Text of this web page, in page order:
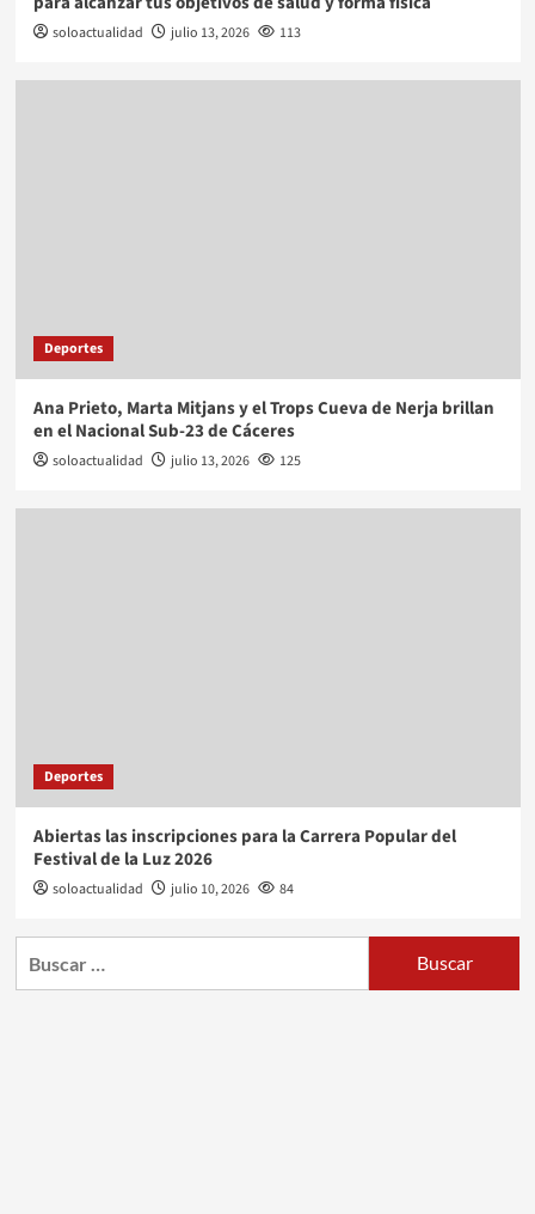
soloactualidad julio 13, 2026 113
Deportes
Ana Prieto, Marta Mitjans y el Trops Cueva de Nerja brillan
en el Nacional Sub-23 de Cáceres
soloactualidad julio 13, 2026 125
Deportes
Abiertas las inscripciones para la Carrera Popular del
Festival de la Luz 2026
soloactualidad julio 10, 2026 84